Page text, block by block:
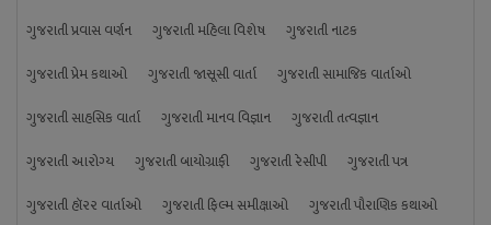
ગુજરાતી પ્રવાસ વર્ણન
ગુજરાતી મહિલા વિશેષ
ગુજરાતી નાટક
ગુજરાતી પ્રેમ કથાઓ
ગુજરાતી જાસૂસી વાર્તા
ગુજરાતી સામાજિક વાર્તાઓ
ગુજરાતી સાહસિક વાર્તા
ગુજરાતી માનવ વિજ્ઞાન
ગુજરાતી તત્વજ્ઞાન
ગુજરાતી આરોગ્ય
ગુજરાતી બાયોગ્રાફી ગુજરાતી રેસીપી
ગુજરાતી પત્ર
ગુજરાતી હૉરર વાર્તાઓ
ગુજરાતી ફિલ્મ સમીક્ષાઓ
ગુજરાતી પૌરાણિક કથાઓ